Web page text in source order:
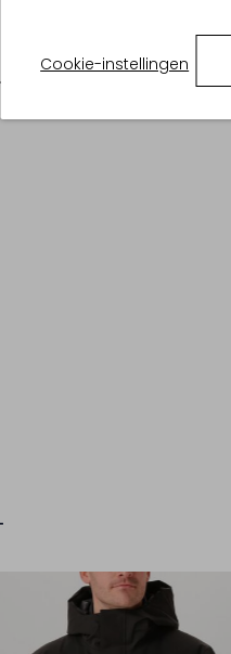
Cookie-instellingen